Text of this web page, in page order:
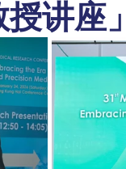
讲座